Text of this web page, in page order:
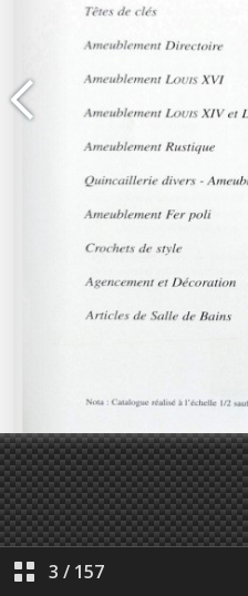
3 / 157